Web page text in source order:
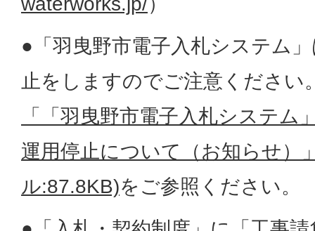
●「羽曳野市電子入札システム
止をしますのでご注意ください
「「羽曳野市電子入札システム
運用停止について（お知らせ）
ル:87.8KB)をご参照ください。